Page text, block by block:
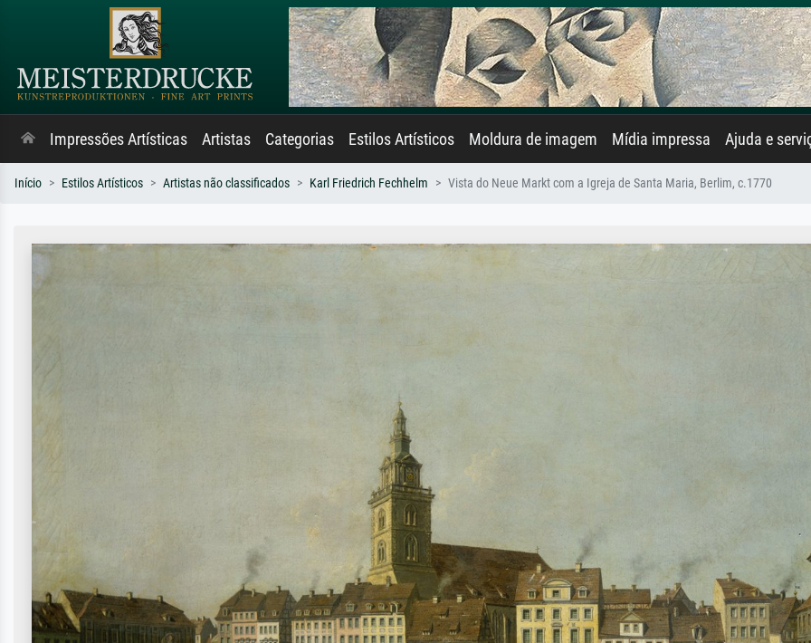
Impressões Artísticas Artistas Categorias Estilos Artísticos Moldura de imagem Mídia impressa Ajuda e
Início Estilos Artísticos Artistas não classificados Karl Friedrich Fechhelm Vista do Neue Markt com a Igreja de Santa Maria, Berlim, c.1770